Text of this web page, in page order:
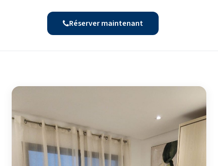
Réserver maintenant